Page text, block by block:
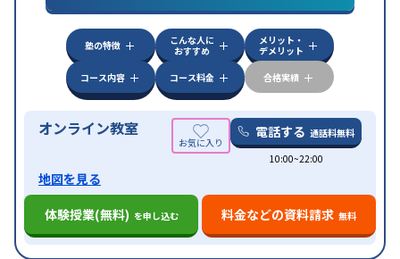
英語・英会話特化
特徴
中高一貫校生に対応授業の振替可能 不登校生に対
オンライン対応 1科目から受講可能季節講習の
みの受講可
自習室あり
塾の特徴
こんな人に
おすすめ
メリット・
デメリット
コース内容
コース料金 合格実績
オンライン教室 電話する 通話料無料
10:00~22:00
地図を見る
体験授業(無料) を申し込む 料金などの資料請求 無料